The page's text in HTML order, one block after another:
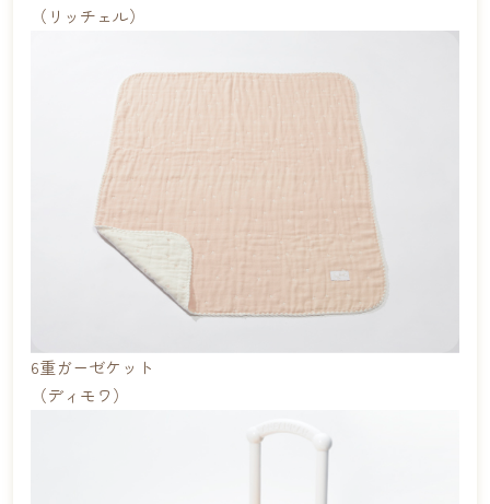
（リッチェル）
6重ガーゼケット
（ディモワ）